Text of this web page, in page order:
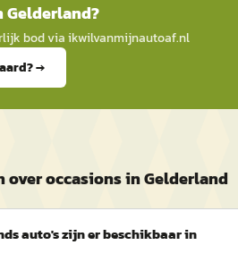
Gelderland?
bod viaikwilvanmijnautoaf.nl
→
over occasions in Gelderland
auto's zijn er beschikbaar in